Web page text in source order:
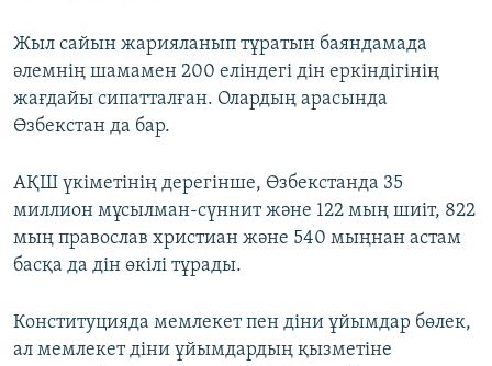
Жыл сайын жарияланып тұратын баяндамада
әлемнің шамамен 200 еліндегі дін еркіндігінің
жағдайы сипатталған. Олардың арасында
Өзбекстан да бар.
АҚШ үкіметінің дерегінше, Өзбекстанда 35
миллион мұсылман-сүннит және 122 мың шиіт, 822
мың православ христиан және 540 мыңнан астам
басқа да дін өкілі тұрады.
Конституцияда мемлекет пен діни ұйымдар бөлек,
ал мемлекет діни ұйымдардың қызметіне